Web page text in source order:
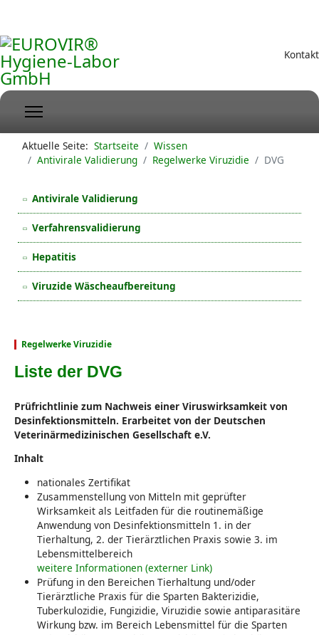
Kontakt
Aktuelle Seite: Startseite
Wissen
Antivirale Validierung
Regelwerke Viruzidie DVG
Antivirale Validierung
Verfahrensvalidierung
Hepatitis
Viruzide Wäscheaufbereitung
Regelwerke Viruzidie
Liste der DVG
Prüfrichtlinie zum Nachweis einer Viruswirksamkeit von
Desinfektionsmitteln. Erarbeitet von der Deutschen
Veterinärmedizinischen Gesellschaft e.V.
Inhalt
nationales Zertifikat
Zusammenstellung von Mitteln mit geprüfter
Wirksamkeit als Leitfaden für die routinemäßige
Anwendung von Desinfektionsmitteln 1. in der
Tierhaltung, 2. der Tierärztlichen Praxis sowie 3. im
Lebensmittelbereich
weitere Informationen (externer Link)
Prüfung in den Bereichen Tierhaltung und/oder
Tierärztliche Praxis für die Sparten Bakterizidie,
Tuberkulozidie, Fungizidie, Viruzidie sowie antiparasitäre
Wirkung bzw. im Bereich Lebensmittel für die Sparten